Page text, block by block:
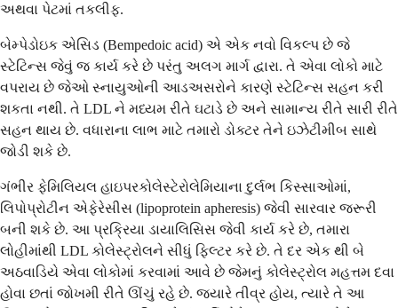
અથવા પેટમાં તકલીફ.
બેમ્પેડોઇક એસિડ (Bempedoic acid) એ એક નવો વિકલ્પ છે જે
સ્ટેટિન્સ જેવું જ કાર્ય કરે છે પરંતુ અલગ માર્ગ દ્વારા. તે એવા લોકો માટે
વપરાય છે જેઓ સ્નાયુઓની આડઅસરોને કારણે સ્ટેટિન્સ સહન કરી
શકતા નથી. તે LDL ને મધ્યમ રીતે ઘટાડે છે અને સામાન્ય રીતે સારી રીતે
સહન થાય છે. વધારાના લાભ માટે તમારો ડોક્ટર તેને ઇઝેટીમીબ સાથે
જોડી શકે છે.
ગંભીર ફેમિલિયલ હાઇપરકોલેસ્ટેરોલેમિયાના દુર્લભ કિસ્સાઓમાં,
લિપોપ્રોટીન એફેરેસીસ (lipoprotein apheresis) જેવી સારવાર જરૂરી
બની શકે છે. આ પ્રક્રિયા ડાયાલિસિસ જેવી કાર્ય કરે છે, તમારા
લોહીમાંથી LDL કોલેસ્ટ્રોલને સીધું ફિલ્ટર કરે છે. તે દર એક થી બે
અઠવાડિયે એવા લોકોમાં કરવામાં આવે છે જેમનું કોલેસ્ટ્રોલ મહત્તમ દવા
હોવા છતાં જોખમી રીતે ઊંચું રહે છે. જ્યારે તીવ્ર હોય, ત્યારે તે આ